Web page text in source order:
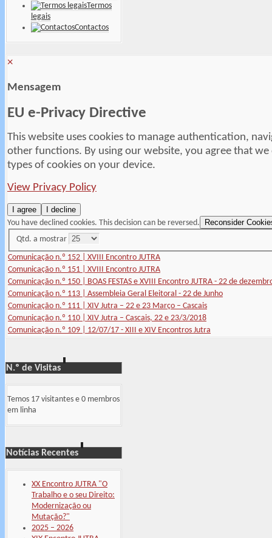
Termos
legais
Contactos
×
Mensagem
EU e-Privacy Directive
This website uses cookies to manage authentication,
other functions. By using our website, you agree that we
types of cookies on your device.
View Privacy Policy
I agree
I decline
You have declined cookies. This decision can be reversed.
Reconsider
Qtd. a mostrar
Comunicação n.º 152 | XVIII Encontro JUTRA
Comunicação n.º 151 | XVIII Encontro JUTRA
Comunicação n.º 150 | BOAS FESTAS e XVIII Encontro JUTRA - 22 de
Comunicação n.º 113 | Assembleia Geral Eleitoral - 22 de Junho
Comunicação n.º 111 | XIV Jutra – 22 e 23 Março – Cascais
Comunicação n.º 110 | XIV Jutra – Cascais, 22 e 23/3/2018
Comunicação n.º 109 | 12/07/17 - XIII e XIV Encontros Jutra
N.º de Visitas
Temos 17 visitantes e 0 membros
em linha
Notícias Recentes
XX Encontro JUTRA "O
Trabalho e o seu Direito:
Modernização ou
Mutação?"
2025 – 2026